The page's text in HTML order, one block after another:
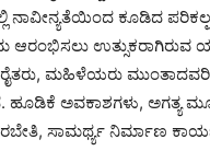
ನಾವೀನ್ಯತೆಯಿಂದ ಕೂಡಿದ
ಆರಂಭಿಸಲು ಉತ್ಸುಕರಾಗಿರುವ
ರೈತರು, ಮಹಿಳೆಯರು
ಹೂಡಿಕೆ ಅವಕಾಶಗಳು, ಅಗತ್ಯ
ಸಾಮರ್ಥ್ಯ ನಿರ್ಮಾಣ